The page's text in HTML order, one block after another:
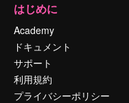
はじめに
Academy
ドキュメント
サポート
利用規約
プライバシーポリシー